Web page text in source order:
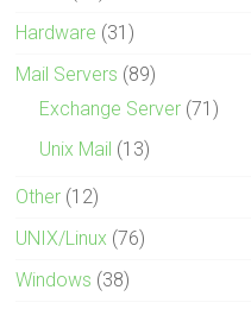
Hardware (31)
Mail Servers (89)
Exchange Server (71)
Unix Mail (13)
Other (12)
UNIX/Linux (76)
Windows (38)